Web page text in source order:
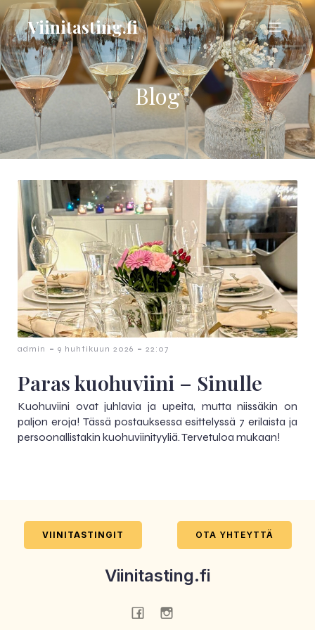
Viinitasting.fi
Blog
admin - 9 huhtikuun 2026 - 22:07
Paras kuohuviini – Sinulle
Kuohuviini ovat juhlavia ja upeita, mutta niissäkin on
paljon eroja! Tässä postauksessa esittelyssä 7 erilaista ja
persoonallistakin kuohuviinityyliä. Tervetuloa mukaan!
VIINITASTINGIT OTA YHTEYTTÄ
Viinitasting.fi